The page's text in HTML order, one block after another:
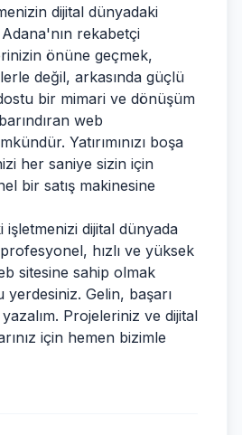
dijital dünyadaki
rekabetçi
önüne geçmek,
değil, arkasında güçlü
bir mimari ve dönüşüm
web
Yatırımınızı boşa
her saniye sizin için
bir satış makinesine
işletmenizi dijital dünyada
hızlı ve yüksek
sitesine sahip olmak
yerdesiniz. Gelin, başarı
Projeleriniz ve dijital
için hemen bizimle